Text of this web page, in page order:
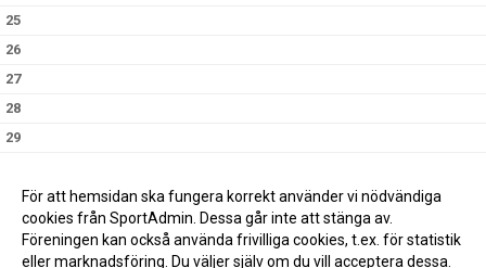
25
26
27
28
29
För att hemsidan ska fungera korrekt använder vi nödvändiga
cookies från SportAdmin. Dessa går inte att stänga av.
Föreningen kan också använda frivilliga cookies, t.ex. för statistik
eller marknadsföring. Du väljer själv om du vill acceptera dessa.